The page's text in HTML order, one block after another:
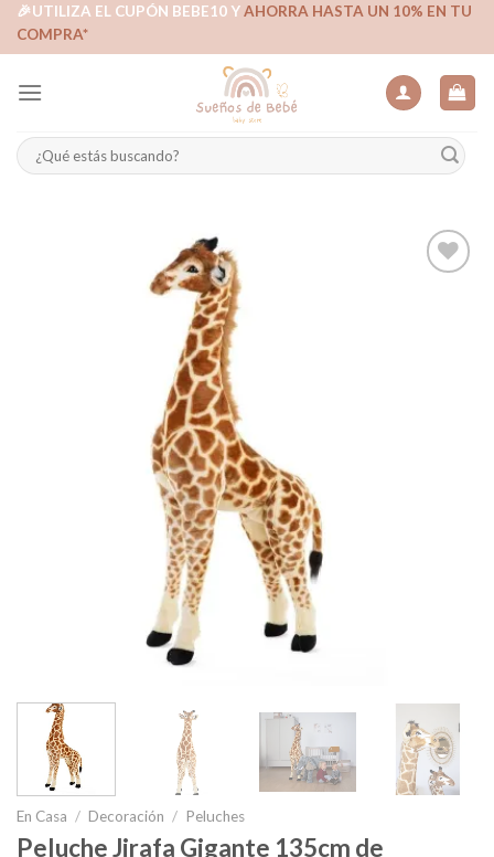
Skip🎉UTILIZA EL CUPÓN BEBE10 YAHORRA HASTA UN 10% EN TU
COMPRA*
Buscar
por:
En Casa / Decoración / Peluches
Peluche Jirafa Gigante 135cm de